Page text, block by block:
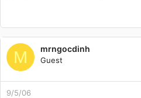
M mrngocdinh
Guest
9/5/06